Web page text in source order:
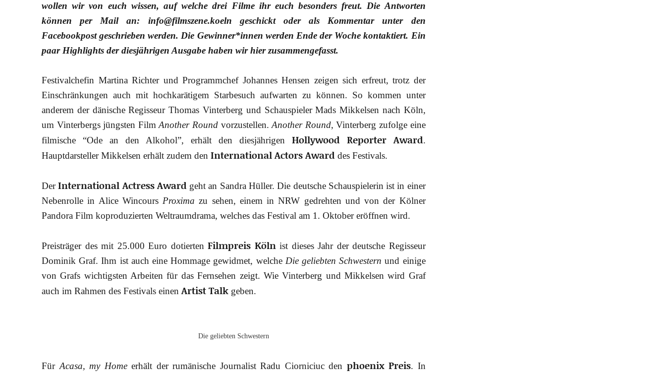
wollen wir von euch wissen, auf welche drei Filme ihr euch besonders freut. Die Antworten
können per Mail an: info@filmszene.koeln geschickt oder als Kommentar unter den
Facebookpost geschrieben werden. Die Gewinner*innen werden Ende der Woche kontaktiert. Ein
paar Highlights der diesjährigen Ausgabe haben wir hier zusammengefasst.
Festivalchefin Martina Richter und Programmchef Johannes Hensen zeigen sich erfreut, trotz der
Einschränkungen auch mit hochkarätigem Starbesuch aufwarten zu können. So kommen unter
anderem der dänische Regisseur Thomas Vinterberg und Schauspieler Mads Mikkelsen nach Köln,
um Vinterbergs jüngsten FilmAnother Round vorzustellen.Another Round, Vinterberg zufolge eine
filmische “Ode an den Alkohol”, erhält den diesjährigen Hollywood Reporter Award.
Hauptdarsteller Mikkelsen erhält zudem den International Actors Award des Festivals.
DerInternational Actress Award geht an Sandra Hüller. Die deutsche Schauspielerin ist in einer
Nebenrolle in Alice Wincours Proxima zu sehen, einem in NRW gedrehten und von der Kölner
Pandora Film koproduzierten Weltraumdrama, welches das Festival am 1. Oktober eröffnen wird.
Preisträger des mit 25.000 Euro dotiertenFilmpreis Köln ist dieses Jahr der deutsche Regisseur
Dominik Graf. Ihm ist auch eine Hommage gewidmet, welche Die geliebten Schwestern und einige
von Grafs wichtigsten Arbeiten für das Fernsehen zeigt. Wie Vinterberg und Mikkelsen wird Graf
auch im Rahmen des Festivals einen Artist Talk geben.
Die geliebten Schwestern
Für Acasa, my Homeerhält der rumänische Journalist Radu Ciorniciuc den phoenix Preis. In